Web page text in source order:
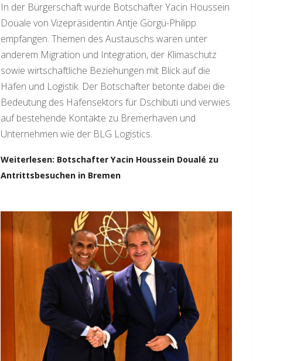
In der Bürgerschaft wurde Botschafter Yacin Houssein
Douale von Vizepräsidentin Antje Görgü-Philipp
empfangen. Themen des Austauschs waren unter
anderem Migration und Integration, der Klimaschutz
sowie wirtschaftliche Beziehungen mit Blick auf die
Häfen und Logistik. Der Botschafter betonte dabei die
Bedeutung des Hafensektors für Dschibuti und verwies
auf bestehende Kontakte zu Bremerhaven und
Unternehmen wie der BLG Logistics.
Weiterlesen: Botschafter Yacin Houssein Doualé zu
Antrittsbesuchen in Bremen